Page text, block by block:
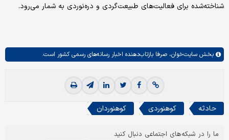
شناخته‌شده برای فعالیت‌های طبیعت‌گردی و دره‌نوردی به شمار می‌رود.
بخش سایت‌خوان، صرفا بازتاب‌دهنده اخبار رسانه‌های رسمی کشور است.
حادثه کوهنوردی کوهنوردان
ما را در شبکه‌های اجتماعی دنبال کنید